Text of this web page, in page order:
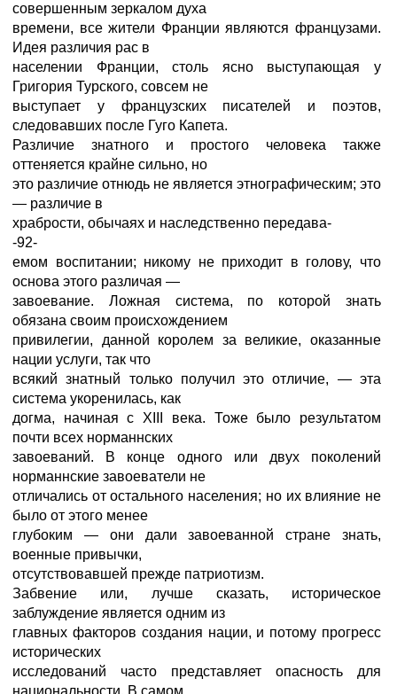
совершенным зеркалом духа
времени, все жители Франции являются французами.
Идея различия рас в
населении Франции, столь ясно выступающая у
Григория Турского, совсем не
выступает у французских писателей и поэтов,
следовавших после Гуго Капета.
Различие знатного и простого человека также
оттеняется крайне сильно, но
это различие отнюдь не является этнографическим; это
— различие в
храбрости, обычаях и наследственно передава-
-92-
емом воспитании; никому не приходит в голову, что
основа этого различая —
завоевание. Ложная система, по которой знать
обязана своим происхождением
привилегии, данной королем за великие, оказанные
нации услуги, так что
всякий знатный только получил это отличие, — эта
система укоренилась, как
догма, начиная с XIII века. Тоже было результатом
почти всех норманнских
завоеваний. В конце одного или двух поколений
норманнские завоеватели не
отличались от остального населения; но их влияние не
было от этого менее
глубоким — они дали завоеванной стране знать,
военные привычки,
отсутствовавшей прежде патриотизм.
Забвение или, лучше сказать, историческое
заблуждение является одним из
главных факторов создания нации, и потому прогресс
исторических
исследований часто представляет опасность для
национальности. В самом